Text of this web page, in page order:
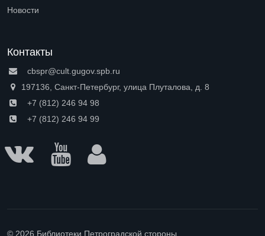
Новости
Контакты
cbspr@cult.gugov.spb.ru
197136, Санкт-Петербург, улица Плуталова, д. 8
+7 (812) 246 94 98
+7 (812) 246 94 99
© 2026 Библиотеки Петроградской стороны